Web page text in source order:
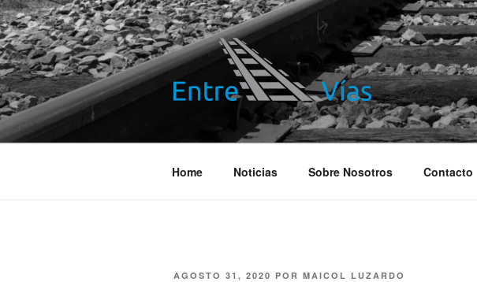
Saltar
al
contenido
ENTRE VÍAS
Información ferroviaria
Home Noticias Sobre Nosotros Contacto
PUBLICADO
AGOSTO 31, 2020 POR MAICOL LUZARDO